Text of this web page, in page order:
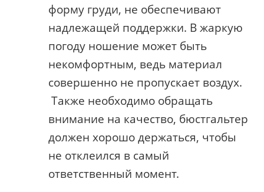
форму груди, не обеспечивают
надлежащей поддержки. В жаркую
погоду ношение может быть
некомфортным, ведь материал
совершенно не пропускает воздух.
Также необходимо обращать
внимание на качество, бюстгальтер
должен хорошо держаться, чтобы
не отклеился в самый
ответственный момент.